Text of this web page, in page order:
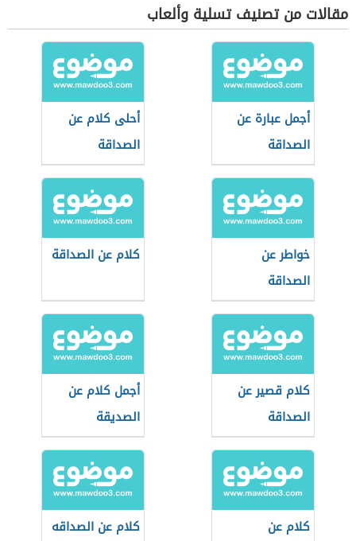
مقالات من تصنيف تسلية وألعاب
أجمل عبارة عن
الصداقة
أحلى كلام عن
الصداقة
خواطر عن
الصداقة
كلام عن الصداقة
كلام قصير عن
الصداقة
أجمل كلام عن
الصديقة
كلام عن
كلام عن الصداقه